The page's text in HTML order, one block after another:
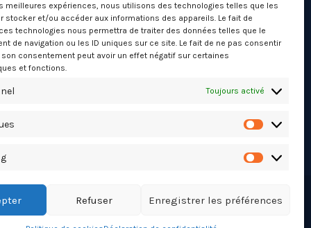
meilleures expériences, nous utilisons des technologies telles que les
stocker et/ou accéder aux informations des appareils. Le fait de
technologies nous permettra de traiter des données telles que le
de navigation ou les ID uniques sur ce site. Le fait de ne pas consentir
son consentement peut avoir un effet négatif sur certaines
et fonctions.
Toujours activé
Marketing
Refuser Enregistrer les préférences
Mentions légales
Nos partenaires
Politique de confidentialité